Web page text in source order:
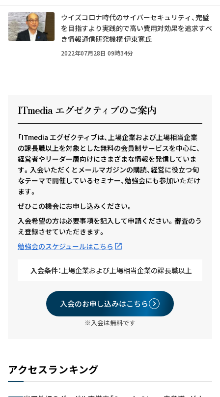
ウイズコロナ時代のサイバーセキュリティ、完璧
を目指すより実践的で高い費用対効果を追求すべ
き――情報通信研究機構 伊東寛氏
2022年07月28日 09時34分
ITmedia エグゼクティ ブのご案内
「ITmedia エグゼクティブは、上場企業および上場相当企業
の課長職以上を対象とした無料の会員制サービスを中心に、
経営者やリーダー層向けにさまざまな情報を発信していま
す。入会いただくとメールマガジンの購読、経営に役立つ旬
なテーマで開催しているセミナー、勉強会にも参加いただけ
ます。
ぜひこの機会にお申し込みください。
入会希望の方は必要事項を記入して申請ください。審査のう
え登録させていただきます。
勉強会のスケジュールはこちら
入会条件： 上場企業および上場相当企業の課長職以上
入会のお申し込みはこちら
※入会は無料です
アクセスランキング